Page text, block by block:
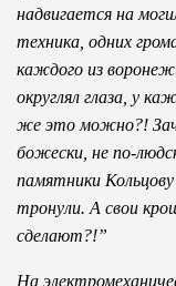
надвигается на
техника, одних
каждого из
округлял глаза, у
же это можно?!
божески, не по-
памятники
тронули. А свои
сделают?!”
На